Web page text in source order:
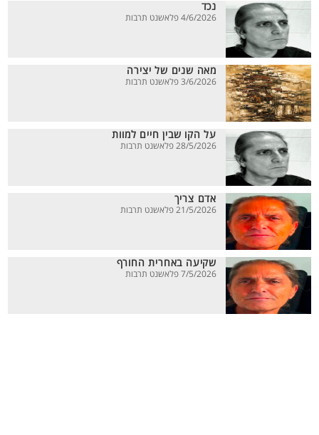
נכד
4/6/2026 פלאשנט תרבות
מאה שנים של יצירה
3/6/2026 פלאשנט תרבות
על הקו שבין חיים למוות
28/5/2026 פלאשנט תרבות
אדם צריך
21/5/2026 פלאשנט תרבות
שקיעה באחרית החורף
7/5/2026 פלאשנט תרבות